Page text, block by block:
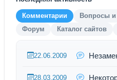
Комментарии Вопросы и
Форум
Каталог сайтов
22.06.2009
28.03.2009